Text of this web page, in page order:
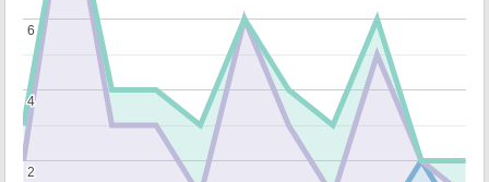
2
2
4
4
6
6